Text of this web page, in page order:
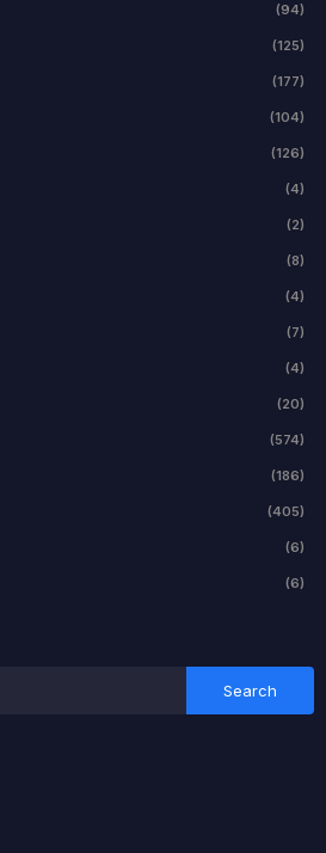
(94)
(125)
(177)
(104)
(126)
(4)
(2)
(8)
(4)
(7)
(4)
(20)
(574)
(186)
(405)
(6)
(6)